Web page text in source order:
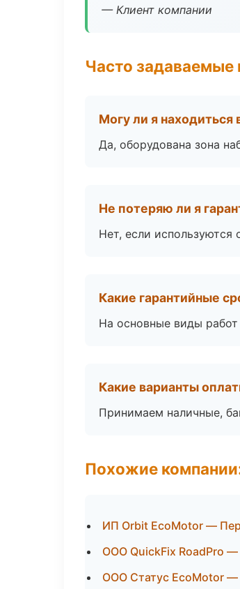
— Клиент компании
Часто задаваемые
Могу ли я находиться
Да, оборудована зона
Не потеряю ли я
Нет, если используются
Какие гарантийные
На основные виды работ
Какие варианты
Принимаем наличные,
Похожие
ИП Orbit EcoMotor —
ООО QuickFix RoadPro —
ООО Статус EcoMotor